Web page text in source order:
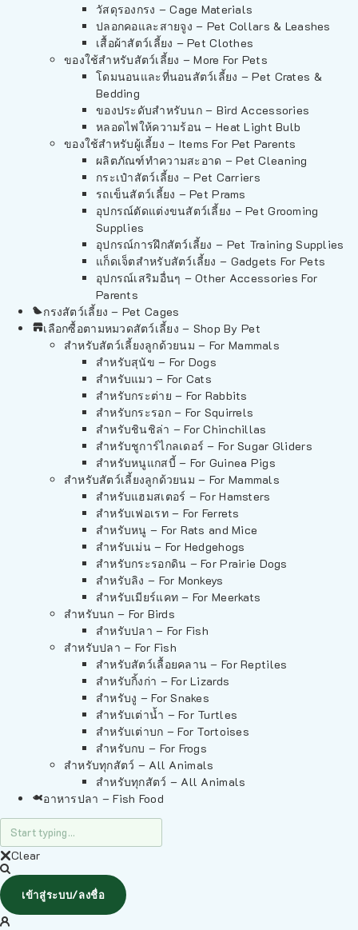
วัสดุรองกรง – Cage Materials
ปลอกคอและสายจูง – Pet Collars & Leashes
เสื้อผ้าสัตว์เลี้ยง – Pet Clothes
ของใช้สำหรับสัตว์เลี้ยง – More For Pets
โดมนอนและที่นอนสัตว์เลี้ยง – Pet Crates &
Bedding
ของประดับสำหรับนก – Bird Accessories
หลอดไฟให้ความร้อน – Heat Light Bulb
ของใช้สำหรับผู้เลี้ยง – Items For Pet Parents
ผลิตภัณฑ์ทำความสะอาด – Pet Cleaning
กระเป๋าสัตว์เลี้ยง – Pet Carriers
รถเข็นสัตว์เลี้ยง – Pet Prams
อุปกรณ์ตัดแต่งขนสัตว์เลี้ยง – Pet Grooming
Supplies
อุปกรณ์การฝึกสัตว์เลี้ยง – Pet Training Supplies
แก็ดเจ็ตสำหรับสัตว์เลี้ยง – Gadgets For Pets
อุปกรณ์เสริมอื่นๆ – Other Accessories For
Parents
กรงสัตว์เลี้ยง – Pet Cages
เลือกซื้อตามหมวดสัตว์เลี้ยง – Shop By Pet
สำหรับสัตว์เลี้ยงลูกด้วยนม – For Mammals
สำหรับสุนัข – For Dogs
สำหรับแมว – For Cats
สำหรับกระต่าย – For Rabbits
สำหรับกระรอก – For Squirrels
สำหรับชินชิล่า – For Chinchillas
สำหรับชูการ์ไกลเดอร์ – For Sugar Gliders
สำหรับหนูแกสบี้ – For Guinea Pigs
สำหรับสัตว์เลี้ยงลูกด้วยนม – For Mammals
สำหรับแฮมสเตอร์ – For Hamsters
สำหรับเฟอเรท – For Ferrets
สำหรับหนู – For Rats and Mice
สำหรับเม่น – For Hedgehogs
สำหรับกระรอกดิน – For Prairie Dogs
สำหรับลิง – For Monkeys
สำหรับเมียร์แคท – For Meerkats
สำหรับนก – For Birds
สำหรับปลา – For Fish
สำหรับปลา – For Fish
สำหรับสัตว์เลื้อยคลาน – For Reptiles
สำหรับกิ้งก่า – For Lizards
สำหรับงู – For Snakes
สำหรับเต่าน้ำ – For Turtles
สำหรับเต่าบก – For Tortoises
สำหรับกบ – For Frogs
สำหรับทุกสัตว์ – All Animals
สำหรับทุกสัตว์ – All Animals
อาหารปลา – Fish Food
Clear
เข้าสู่ระบบ/ลงชื่อ